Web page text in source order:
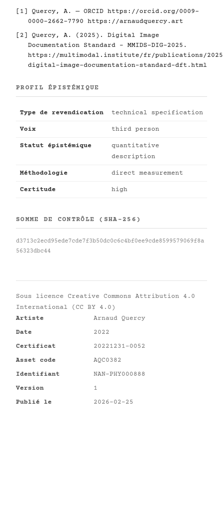
[1] Quercy, A. — ORCID https://orcid.org/0009-
0000-2662-7790
https://arnaudquercy.art
[2] Quercy, A. (2025). Digital Image
Documentation Standard - MMIDS-DIG-2025.
https://multimodal.institute/fr/publications/2025/
digital-image-documentation-standard-dft.html
PROFIL ÉPISTÉMIQUE
Type de revendication technical specification
Voix third person
Statut épistémique
quantitative
description
Méthodologie direct measurement
Certitude high
SOMME DE CONTRÔLE (SHA-256)
d3713c2ecd95ede7cde7f3b50dc0c6c4bf0ee9cde8599579069f8a
56323dbc44
Sous licence Creative Commons Attribution 4.0
International (CC BY 4.0)
Artiste
Arnaud Quercy
Date
2022
Certificat
20221231-0052
Asset code
AQC0382
Identifiant
NAN-PHY000888
Version
1
Publié le
2026-02-25